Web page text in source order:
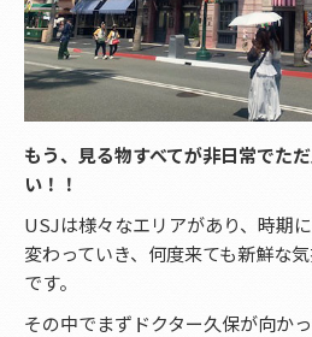
もう、見る物すべてが非日常でた
い！！
USJは様々なエリアがあり、時期
変わっていき、何度来ても新鮮な
です。
その中でまずドクター久保が向か